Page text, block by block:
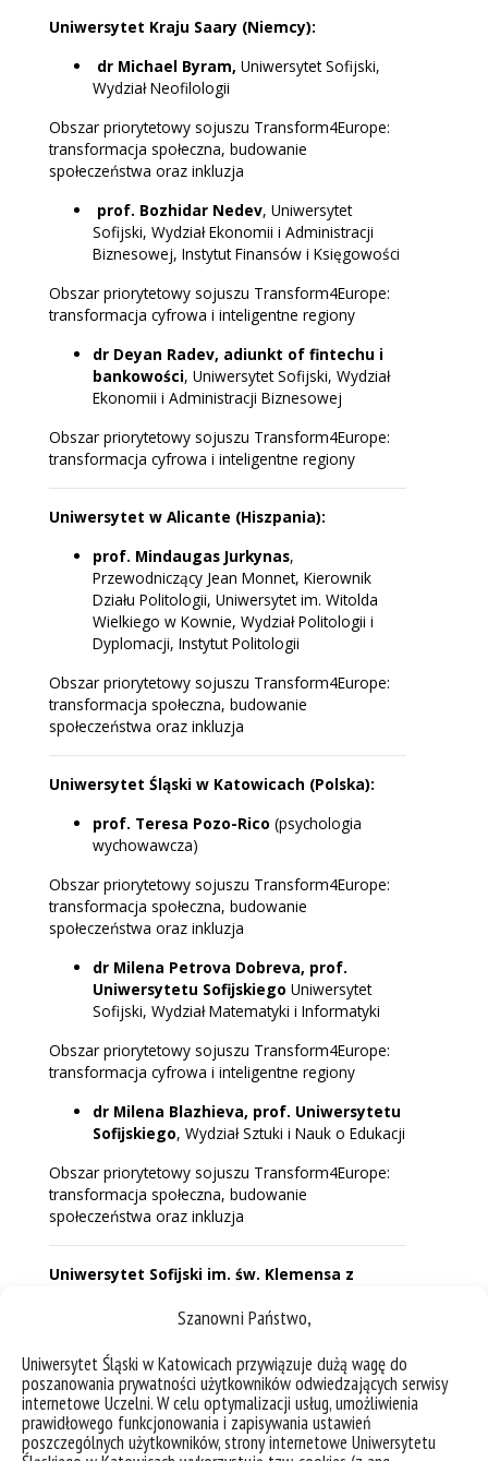
Szanowni Państwo,
Uniwersytet Śląski w Katowicach przywiązuje dużą wagę do
poszanowania prywatności użytkowników odwiedzających serwisy
internetowe Uczelni. W celu optymalizacji usług, umożliwienia
prawidłowego funkcjonowania i zapisywania ustawień
poszczególnych użytkowników, strony internetowe Uniwersytetu
Uniwersytet Kraju Saary (Niemcy):
dr Michael Byram, Uniwersytet Sofijski,
Wydział Neofilologii
Obszar priorytetowy sojuszu Transform4Europe:
transformacja społeczna, budowanie
społeczeństwa oraz inkluzja
prof. Bozhidar Nedev, Uniwersytet
Sofijski, Wydział Ekonomii i Administracji
Biznesowej, Instytut Finansów i Księgowości
Obszar priorytetowy sojuszu Transform4Europe:
transformacja cyfrowa i inteligentne regiony
dr Deyan Radev, adiunkt of fintechu i
bankowości, Uniwersytet Sofijski, Wydział
Ekonomii i Administracji Biznesowej
Obszar priorytetowy sojuszu Transform4Europe:
transformacja cyfrowa i inteligentne regiony
Uniwersytet w Alicante (Hiszpania):
prof. Mindaugas Jurkynas,
Przewodniczący Jean Monnet, Kierownik
Działu Politologii, Uniwersytet im. Witolda
Wielkiego w Kownie, Wydział Politologii i
Dyplomacji, Instytut Politologii
Obszar priorytetowy sojuszu Transform4Europe:
transformacja społeczna, budowanie
społeczeństwa oraz inkluzja
Uniwersytet Śląski w Katowicach (Polska):
prof. Teresa Pozo-Rico (psychologia
wychowawcza)
Obszar priorytetowy sojuszu Transform4Europe:
transformacja społeczna, budowanie
społeczeństwa oraz inkluzja
dr Milena Petrova Dobreva, prof.
Uniwersytetu Sofijskiego Uniwersytet
Sofijski, Wydział Matematyki i Informatyki
Obszar priorytetowy sojuszu Transform4Europe:
transformacja cyfrowa i inteligentne regiony
dr Milena Blazhieva, prof. Uniwersytetu
Sofijskiego, Wydział Sztuki i Nauk o Edukacji
Obszar priorytetowy sojuszu Transform4Europe:
transformacja społeczna, budowanie
społeczeństwa oraz inkluzja
Uniwersytet Sofijski im. św. Klemensa z
dr hab. Robert Rajczyk, prof. UŚ
Uniwersytet Śląski w Katowicach, Wydziale
Nauk Społecznych, Instytut Dziennikarstwa i
Komunikacji Medialnej
Obszar priorytetowy sojuszu Transform4Europe: